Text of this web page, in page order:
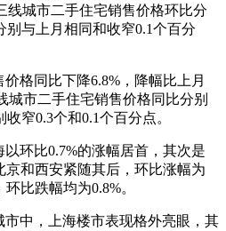
线城市二手住宅销售价格环比分
别与上月相同和收窄0.1个百分
同比下降6.8%，降幅比上月
城市二手住宅销售价格同比分别
窄0.3个和0.1个百分点。
环比0.7%的涨幅居首，其次是
京和西安紧随其后，环比涨幅为
比跌幅均为0.8%。
中，上海楼市表现格外亮眼，其